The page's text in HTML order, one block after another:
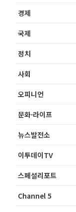
경제
국제
정치
사회
오피니언
문화·라이프
뉴스발전소
이투데이TV
스페셜리포트
Channel 5